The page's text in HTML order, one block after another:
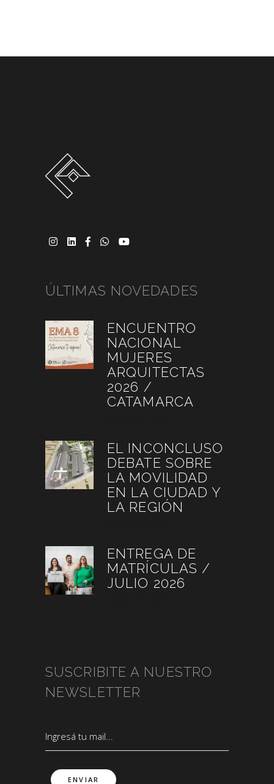
ÚLTIMAS NOVEDADES
ENCUENTRO
NACIONAL
MUJERES
ARQUITECTAS
2026 /
CATAMARCA
EL INCONCLUSO
DEBATE SOBRE
LA MOVILIDAD
EN LA CIUDAD Y
LA REGIÓN
ENTREGA DE
MATRÍCULAS /
JULIO 2026
SUSCRIBITE A NUESTRO
NEWSLETTER